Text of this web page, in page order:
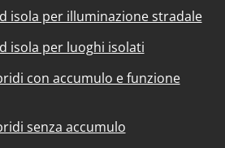
isola per illuminazione stradale
isola per luoghi isolati
con accumulo e funzione
senza accumulo